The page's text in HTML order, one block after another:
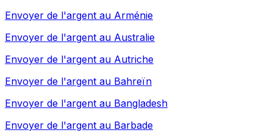
Envoyer de l'argent au Arménie
Envoyer de l'argent au Australie
Envoyer de l'argent au Autriche
Envoyer de l'argent au Bahreïn
Envoyer de l'argent au Bangladesh
Envoyer de l'argent au Barbade